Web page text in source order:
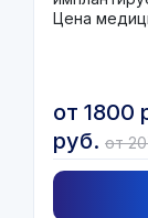
Цена
от 1800
руб. от